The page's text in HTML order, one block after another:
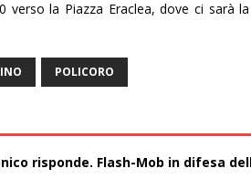
verso la Piazza Eraclea, dove ci sarà
POLICORO
risponde. Flash-Mob in difesa